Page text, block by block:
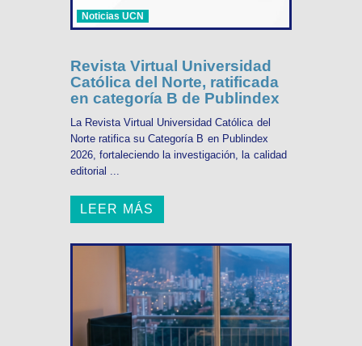
Noticias UCN
Revista Virtual Universidad
Católica del Norte, ratificada
en categoría B de Publindex
La Revista Virtual Universidad Católica del
Norte ratifica su Categoría B en Publindex
2026, fortaleciendo la investigación, la calidad
editorial ...
LEER MÁS